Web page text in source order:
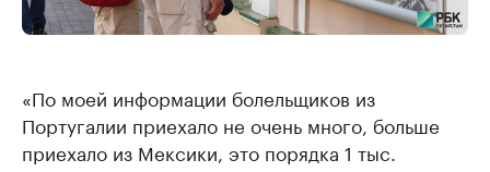
«По моей информации болельщиков из
Португалии приехало не очень много, больше
приехало из Мексики, это порядка 1 тыс.